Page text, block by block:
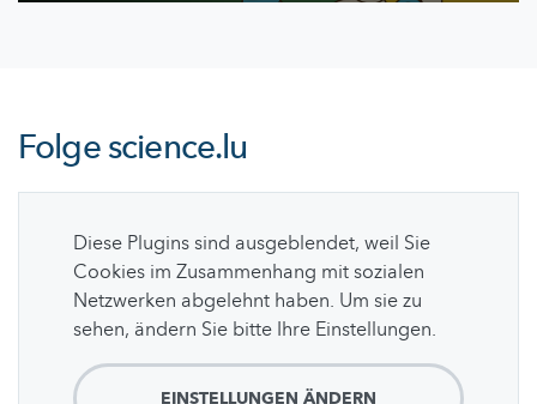
Folgescience.lu
Diese Plugins sind ausgeblendet, weil Sie
Cookies im Zusammenhang mit sozialen
Netzwerken abgelehnt haben. Um sie zu
sehen, ändern Sie bitte Ihre Einstellungen.
EINSTELLUNGEN ÄNDERN